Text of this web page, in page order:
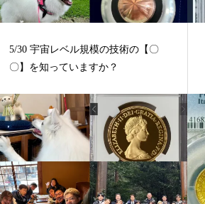
5/30 宇宙レベル規模の技術の【〇
〇】を知っていますか？